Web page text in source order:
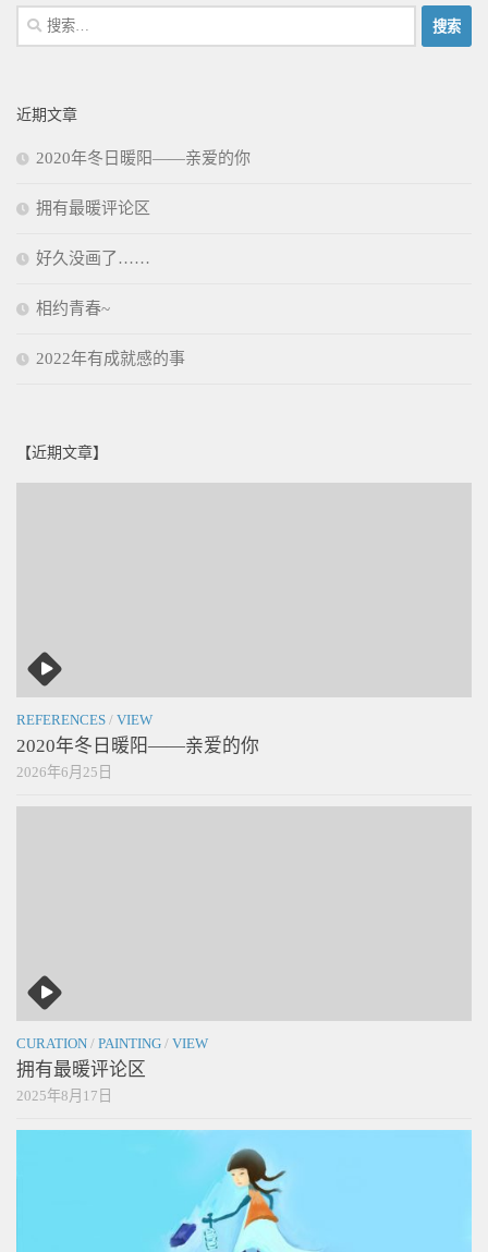
搜
索：
近期文章
2020年冬日暖阳——亲爱的你
拥有最暖评论区
好久没画了……
相约青春~
2022年有成就感的事
【近期文章】
REFERENCES / VIEW
2020年冬日暖阳——亲爱的你
2026年6月25日
CURATION / PAINTING / VIEW
拥有最暖评论区
2025年8月17日